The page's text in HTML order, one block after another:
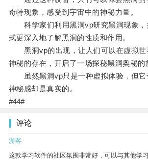
奇特现象，感受到宇宙中的神秘力量。
科学家们利用黑洞vp研究黑洞现象，
式更深入地了解黑洞的性质和作用。
黑洞vp的出现，让人们可以在虚拟世
神秘的存在，开启了一场探秘黑洞奥秘的
虽然黑洞vp只是一种虚拟体验，但它
神秘感却是真实的。
#44#
评论
游客
这款学习软件的社区氛围非常好，可以与其他学